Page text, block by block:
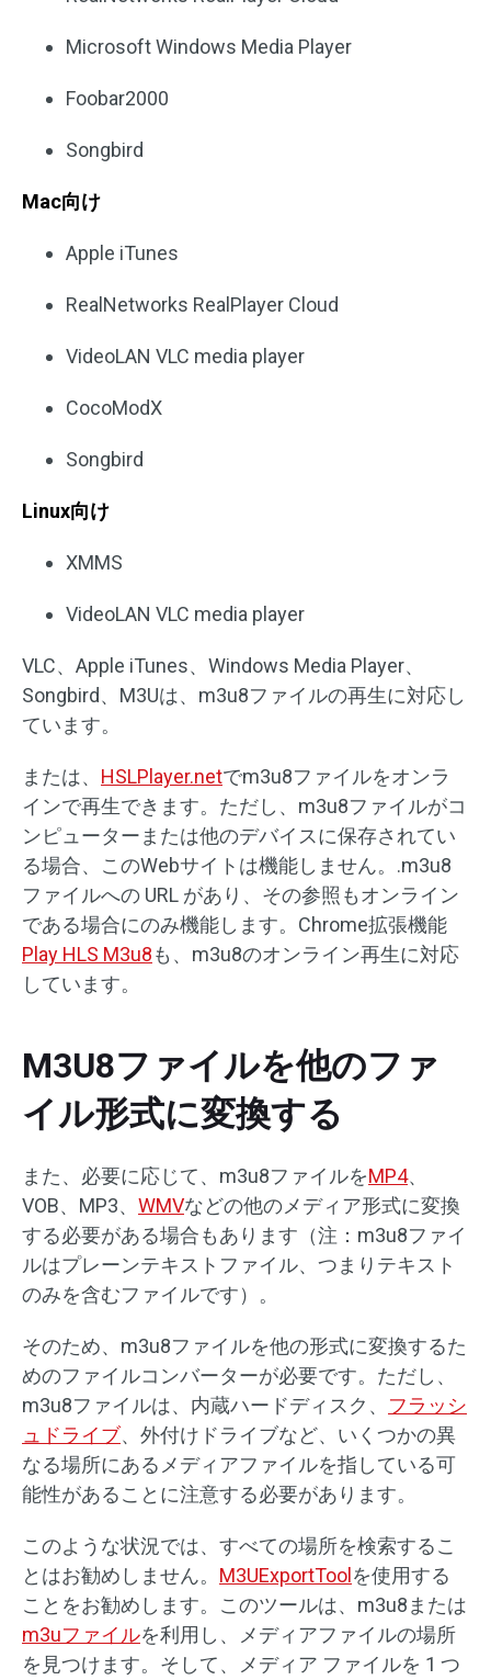
Microsoft Windows Media Player
Foobar2000
Songbird
Mac向け
Apple iTunes
RealNetworks RealPlayer Cloud
VideoLAN VLC media player
CocoModX
Songbird
Linux向け
XMMS
VideoLAN VLC media player
VLC、Apple iTunes、Windows Media Player、
Songbird、M3Uは、m3u8ファイルの再生に対応し
ています。
または、 HSLPlayer.netでm3u8ファイルをオンラ
インで再生できます。ただし、m3u8ファイルがコ
ンピューターまたは他のデバイスに保存されてい
る場合、このWebサイトは機能しません。.m3u8
ファイルへの URL があり、その参照もオンライン
である場合にのみ機能します。Chrome拡張機能
Play HLS M3u8も、m3u8のオンライン再生に対応
しています。
M3U8ファイルを他のファ
イル形式に変換する
また、必要に応じて、m3u8ファイルをMP4、
VOB、MP3、 WMVなどの他のメディア形式に変換
する必要がある場合もあります（注：m3u8ファイ
ルはプレーンテキストファイル、つまりテキスト
のみを含むファイルです）。
そのため、m3u8ファイルを他の形式に変換するた
めのファイルコンバーターが必要です。ただし、
m3u8ファイルは、内蔵ハードディスク、 フラッシ
ュドライブ、外付けドライブなど、いくつかの異
なる場所にあるメディアファイルを指している可
能性があることに注意する必要があります。
このような状況では、すべての場所を検索するこ
とはお勧めしません。 M3UExportToolを使用する
ことをお勧めします。このツールは、m3u8または
m3uファイルを利用し、メディアファイルの場所
を見つけます。そして、メディア ファイルを 1 つ